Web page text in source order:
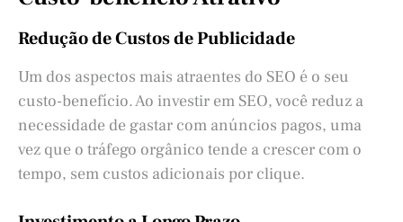
Redução de Custos de Publicidade
Um dos aspectos mais atraentes do SEO é o seu
custo-benefício. Ao investir em SEO, você reduz a
necessidade de gastar com anúncios pagos, uma
vez que o tráfego orgânico tende a crescer com o
tempo, sem custos adicionais por clique.